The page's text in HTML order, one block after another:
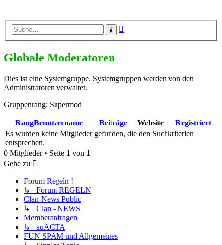
Suche
Globale Moderatoren
Dies ist eine Systemgruppe. Systemgruppen werden von den
Administratoren verwaltet.
Gruppenrang: Supermod
RangBenutzername Beiträge Website
Registriert
Es wurden keine Mitglieder gefunden, die den Suchkriterien
entsprechen.
0 Mitglieder • Seite 1 von 1
Gehe zu
Forum Regeln !
↳ Forum REGELN
Clan-News Public
↳ Clan - NEWS
Memberanfragen
↳ auACTA
FUN SPAM und Allgemeines